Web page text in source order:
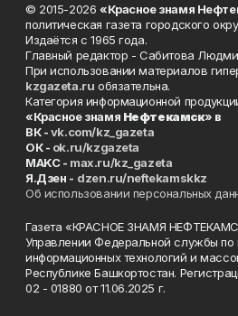
© 2015-2026 «Красное знамя
политическая газета городского
Издаётся с 1965 года.
Главный редактор - Сабитова
При использовании материалов
kzgazeta.ru обязательна.
Категория информационной
«Красное знамя Нефтекамск» в
ВК -vk.com/kz_gazeta
ОК - ok.ru/kzgazeta
MAKC - max.ru/kz_gazeta
Я.Дзен - dzen.ru/neftekamskkz
Об использовании персональных
Газета «КРАСНОЕ ЗНАМЯ
Управлении Федеральной службы по
информационных технологий и
Республике Башкортостан.
02 - 01880 от 11.06.2025 г.